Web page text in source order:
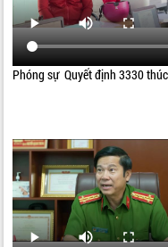
Phóng sự Quyết định 3330